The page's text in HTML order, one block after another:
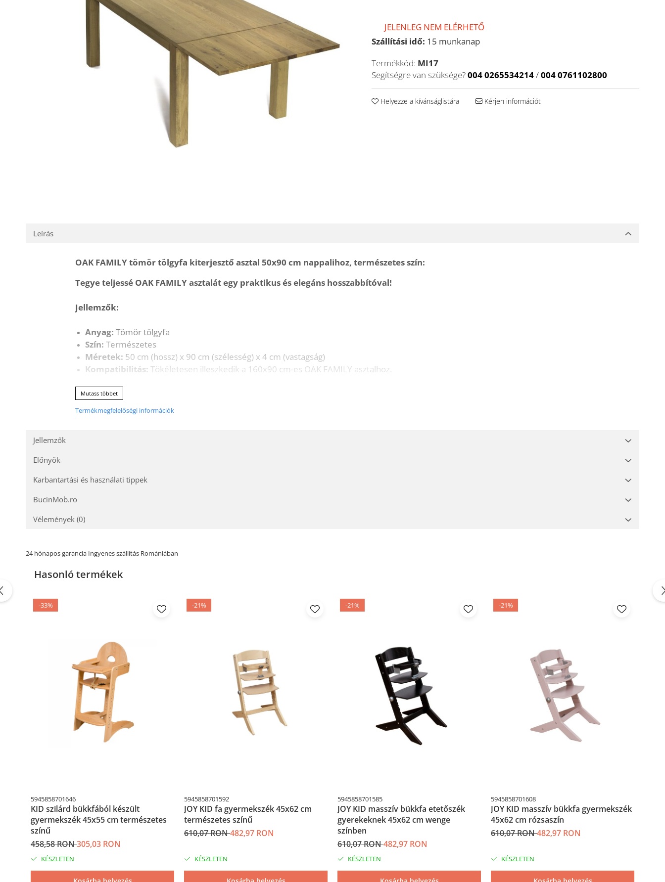
JELENLEG NEM ELÉRHETŐ
Szállítási idő: 15 munkanap
Termékkód: MI17
Segítségre van szüksége?004 0265534214/004 0761102800
Helyezze a kívánságlistára Kérjen információt
Leírás
OAK FAMILY tömör tölgyfa kiterjesztő asztal 50x90 cm nappalihoz, természetes szín:
Tegye teljessé OAK FAMILY asztalát egy praktikus és elegáns hosszabbítóval!
Jellemzők:
Anyag: Tömör tölgyfa
Szín: Természetes
Méretek: 50 cm (hossz) x 90 cm (szélesség) x 4 cm (vastagság)
Kompatibilitás: Tökéletesen illeszkedik a 160x90 cm-es OAK FAMILY asztalhoz.
Előnyök:
Tartósság:A tömör tölgy rendkívül tartós anyag.
Minőség:A legmagasabb minőségű anyagokból készült.
Funkcionalitás:Ideális megoldás több vendég fogadására.
Rendelés Vásárolja meg most az OAK FAMILY kiegészítőt, és élvezze az ünnepi étkezéseket családjával és barátaival!
Mutass többet
Termékmegfelelőségi információk
Jellemzők
Előnyök
Karbantartási és használati tippek
BucinMob.ro
Vélemények (0)
24 hónapos garancia Ingyenes szállítás Romániában
Hasonló termékek
-33%
5945858701646
KID szilárd bükkfából készült
gyermekszék 45x55 cm természetes
színű
458,58 RON305,03 RON
KÉSZLETEN
-21%
5945858701592
JOY KID fa gyermekszék 45x62 cm
természetes színű
610,07 RON482,97 RON
KÉSZLETEN
-21%
5945858701585
JOY KID masszív bükkfa etetőszék
gyerekeknek 45x62 cm wenge
színben
610,07 RON482,97 RON
KÉSZLETEN
-21%
5945858701608
JOY KID masszív bükkfa gyermekszék
45x62 cm rózsaszín
610,07 RON482,97 RON
KÉSZLETEN
-